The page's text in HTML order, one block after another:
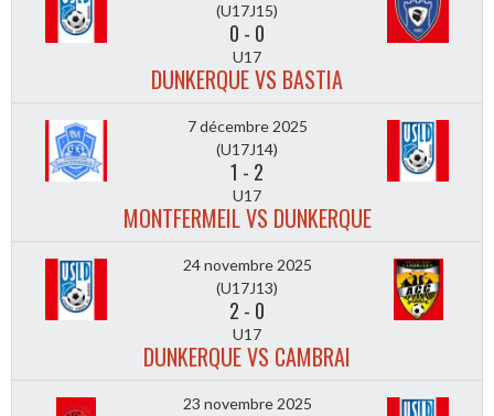
(U17J15)
0 - 0
U17
DUNKERQUE VS BASTIA
7 décembre 2025
(U17J14)
1 - 2
U17
MONTFERMEIL VS DUNKERQUE
24 novembre 2025
(U17J13)
2 - 0
U17
DUNKERQUE VS CAMBRAI
23 novembre 2025